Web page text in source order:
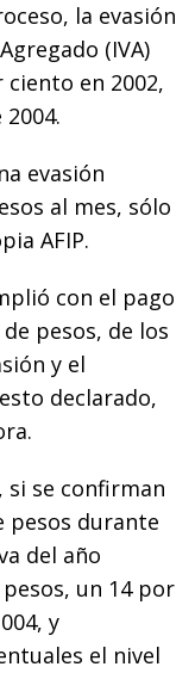
la evasión
(IVA)
en 2002,
evasión
al mes, sólo
AFIP.
con el pago
pesos, de los
y el
declarado,
si se confirman
pesos durante
del año
un 14 por
y
el nivel